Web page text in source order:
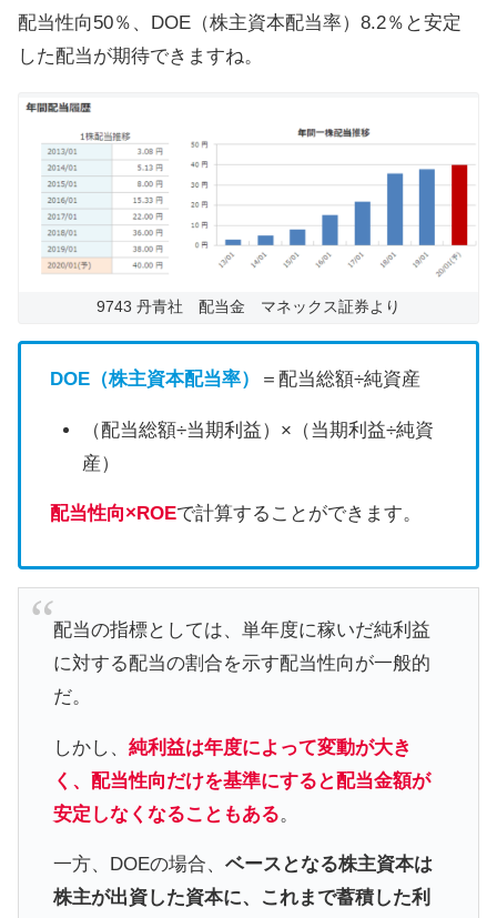
配当性向50％、DOE（株主資本配当率）8.2％と安定
した配当が期待できますね。
9743 丹青社 配当金 マネックス証券より
DOE（株主資本配当率） ＝配当総額÷純資産
（配当総額÷当期利益）×（当期利益÷純資
産）
配当性向×ROEで計算することができます。
配当の指標としては、単年度に稼いだ純利益
に対する配当の割合を示す配当性向が一般的
だ。
しかし、 純利益は年度によって変動が大き
く、配当性向だけを基準にすると配当金額が
安定しなくなることもある。
一方、DOEの場合、 ベースとなる株主資本は
株主が出資した資本に、これまで蓄積した利